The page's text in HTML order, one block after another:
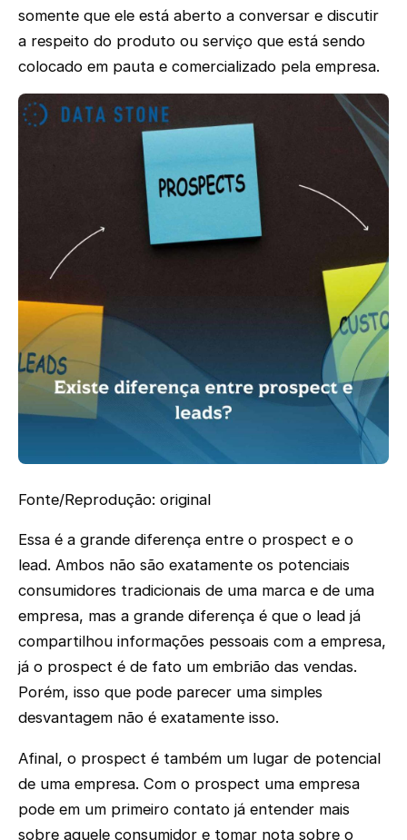
somente que ele está aberto a conversar e discutir
a respeito do produto ou serviço que está sendo
colocado em pauta e comercializado pela empresa.
Fonte/Reprodução: original
Essa é a grande diferença entre o prospect e o
lead. Ambos não são exatamente os potenciais
consumidores tradicionais de uma marca e de uma
empresa, mas a grande diferença é que o lead já
compartilhou informações pessoais com a empresa,
já o prospect é de fato um embrião das vendas.
Porém, isso que pode parecer uma simples
desvantagem não é exatamente isso.
Afinal, o prospect é também um lugar de potencial
de uma empresa. Com o prospect uma empresa
pode em um primeiro contato já entender mais
sobre aquele consumidor e tomar nota sobre o